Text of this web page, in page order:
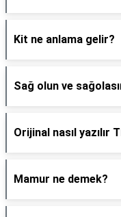
Kit ne anlama gelir?
Sağ olun ve
Orijinal nasıl yazılır
Mamur ne demek?